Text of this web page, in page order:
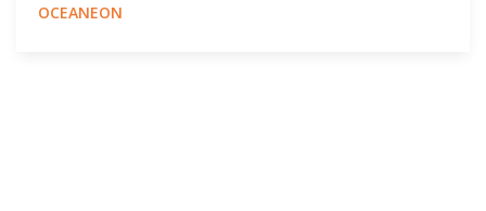
OCEANEON